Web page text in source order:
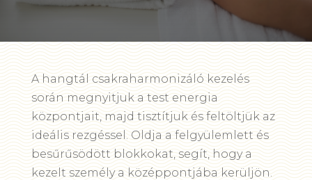
A hangtál csakraharmonizáló kezelés
során megnyitjuk a test energia
központjait, majd tisztítjuk és feltöltjük az
ideális rezgéssel. Oldja a felgyülemlett és
besűrűsödött blokkokat, segít, hogy a
kezelt személy a középpontjába kerüljön.